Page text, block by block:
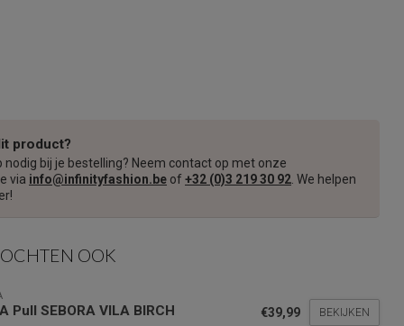
product?
nodig bij je bestelling? Neem contact op met onze
via info@infinityfashion.be of+32 (0)3 219 30 92 . We helpen
OOK
Pull SEBORA VILA BIRCH €39,99 BEKIJKEN